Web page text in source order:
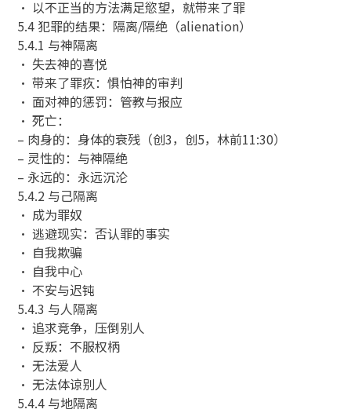
• 以不正当的方法满足慾望，就带来了罪
5.4 犯罪的结果：隔离/隔绝（alienation）
5.4.1 与神隔离
• 失去神的喜悦
• 带来了罪疚：惧怕神的审判
• 面对神的惩罚：管教与报应
• 死亡：
– 肉身的：身体的衰残（创3，创5，林前11:30）
– 灵性的：与神隔绝
– 永远的：永远沉沦
5.4.2 与己隔离
• 成为罪奴
• 逃避现实：否认罪的事实
• 自我欺骗
• 自我中心
• 不安与迟钝
5.4.3 与人隔离
• 追求竞争，压倒别人
• 反叛：不服权柄
• 无法爱人
• 无法体谅别人
5.4.4 与地隔离